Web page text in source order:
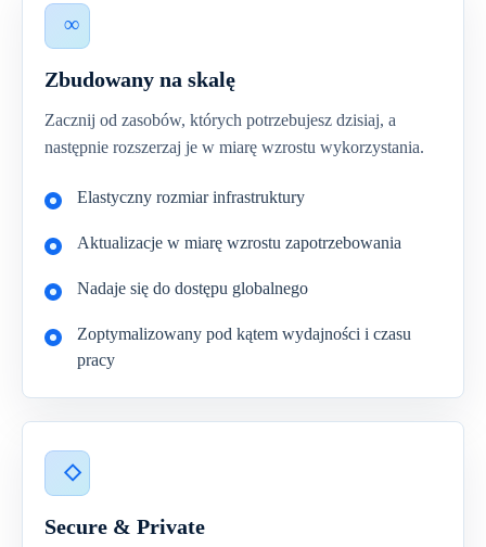
Zbudowany na skalę
Zacznij od zasobów, których potrzebujesz dzisiaj, a
następnie rozszerzaj je w miarę wzrostu wykorzystania.
Elastyczny rozmiar infrastruktury
Aktualizacje w miarę wzrostu zapotrzebowania
Nadaje się do dostępu globalnego
Zoptymalizowany pod kątem wydajności i czasu
pracy
Secure & Private